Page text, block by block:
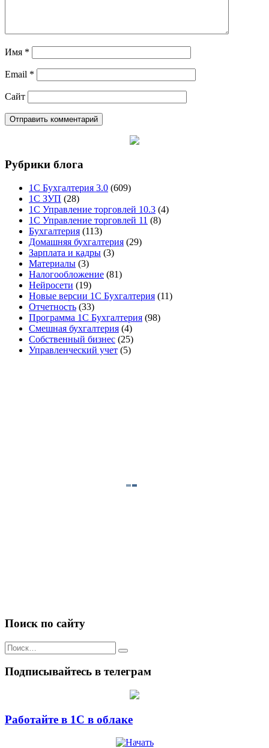
Имя *
Email *
Сайт
Рубрики блога
1С Бухгалтерия 3.0 (609)
1С ЗУП (28)
1С Управление торговлей 10.3 (4)
1С Управление торговлей 11 (8)
Бухгалтерия (113)
Домашняя бухгалтерия (29)
Зарплата и кадры (3)
Материалы (3)
Налогообложение (81)
Нейросети (19)
Новые версии 1С Бухгалтерия (11)
Отчетность (33)
Программа 1С Бухгалтерия (98)
Смешная бухгалтерия (4)
Собственный бизнес (25)
Управленческий учет (5)
Поиск по сайту
Искать:
Подписывайтесь в телеграм
Работайте в 1С в облаке